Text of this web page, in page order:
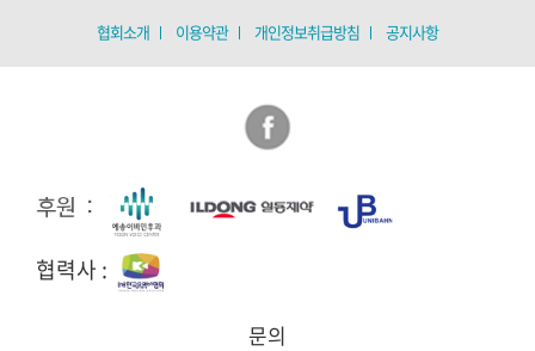
협회소개 이용약관 개인정보취급방침 공지사항
협력사 :
문의